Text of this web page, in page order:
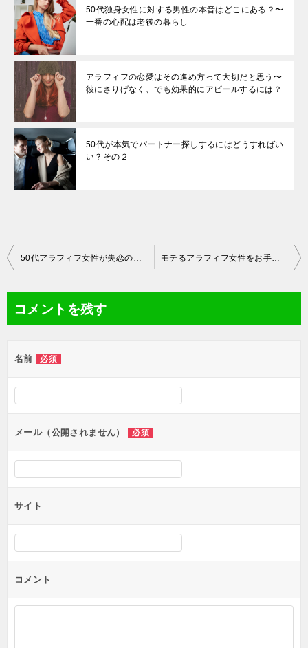
50代独身女性に対する男性の本音はどこにある？〜
一番の心配は老後の暮らし
アラフィフの恋愛はその進め方って大切だと思う〜
彼にさりげなく、でも効果的にアピールするには？
50代が本気でパートナー探しするにはどうすればい
い？その２
投
ビ
ー
シ
ョ
ン
50代アラフィフ女性が失恋の悲しみを癒す方法を考えてみた モテるアラフィフ女性をお手本に魅力あるアラフィフに変身する
コメントを残す
名前 必須
メール（公開されません） 必須
サイト
コメント